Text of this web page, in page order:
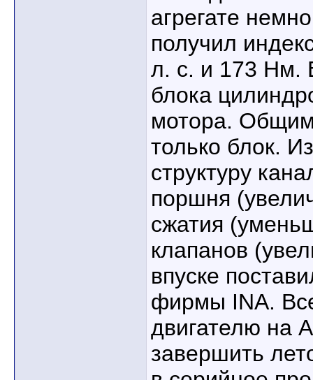
агрегате
получил
л. с. и 173 Нм.
блока
мотора.
только блок.
структуру
поршня
сжатия
клапанов
впуске
фирмы INA.
двигателю на
завершить